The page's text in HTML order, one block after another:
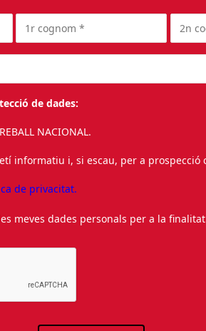
de dades:
NACIONAL.
informatiu i, si escau, per a prospecció
de privacitat.
meves dades personals per a la